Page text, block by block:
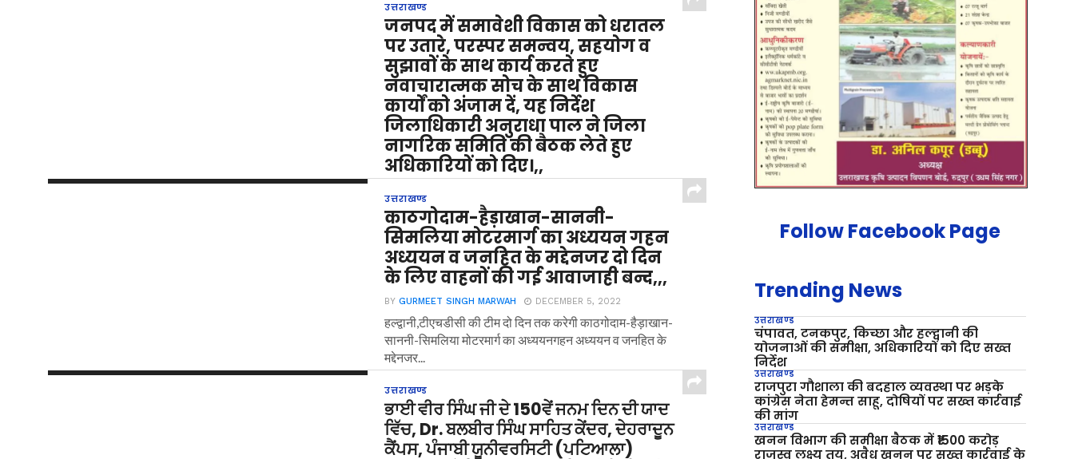
उत्तराखण्ड
जनपद में समावेशी विकास को धरातल
पर उतारे, परस्पर समन्वय, सहयोग व
सुझावों के साथ कार्य करते हुए
नवाचारात्मक सोच के साथ विकास
कार्यों को अंजाम दें, यह निर्देश
जिलाधिकारी अनुराधा पाल ने जिला
नागरिक समिति की बैठक लेते हुए
अधिकारियों को दिए।,,
बागेश्वर ,जनपद में समावेशी विकास को धरातल पर उतारे, परस्पर
समन्वय, सहयोग व सुझावों के साथ...
उत्तराखण्ड
काठगोदाम-हैड़ाखान-साननी-
सिमलिया मोटरमार्ग का अध्ययन गहन
अध्ययन व जनहित के मद्देनजर दो दिन
के लिए वाहनों की गई आवाजाही बन्द,,,
BYGURMEET SINGH MARWAH DECEMBER 5, 2022
हल्द्वानी,टीएचडीसी की टीम दो दिन तक करेगी काठगोदाम-हैड़ाखान-
साननी-सिमलिया मोटरमार्ग का अध्ययनगहन अध्ययन व जनहित के
मद्देनजर...
उत्तराखण्ड
ਭਾਈ ਵੀਰ ਸਿੰਘ ਜੀ ਦੇ 150ਵੇਂ ਜਨਮ ਦਿਨ ਦੀ ਯਾਦ
ਵਿੱਚ, Dr. ਬਲਬੀਰ ਸਿੰਘ ਸਾਹਿਤ ਕੇਂਦਰ, ਦੇਹਰਾਦੂਨ
ਕੈਂਪਸ, ਪੰਜਾਬੀ ਯੂਨੀਵਰਸਿਟੀ (ਪਟਿਆਲਾ)
Follow Facebook Page
Trending News
उत्तराखण्ड
चंपावत, टनकपुर, किच्छा और हल्द्वानी की
योजनाओं की समीक्षा, अधिकारियों को दिए सख्त
निर्देश
उत्तराखण्ड
राजपुरा गौशाला की बदहाल व्यवस्था पर भड़के
कांग्रेस नेता हेमन्त साहू, दोषियों पर सख्त कार्रवाई
की मांग
उत्तराखण्ड
खनन विभाग की समीक्षा बैठक में ₹1500 करोड़
राजस्व लक्ष्य तय, अवैध खनन पर सख्त कार्रवाई के